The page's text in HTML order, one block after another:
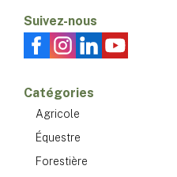
Suivez-nous
Catégories
Agricole
Équestre
Forestière